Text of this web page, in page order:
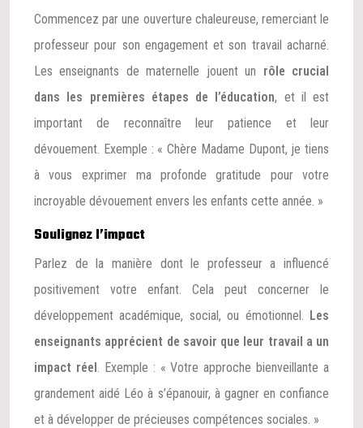
Commencez par une ouverture chaleureuse, remerciant le
professeur pour son engagement et son travail acharné.
Les enseignants de maternelle jouent un rôle crucial
dans les premières étapes de l’éducation, et il est
important de reconnaître leur patience et leur
dévouement. Exemple : « Chère Madame Dupont, je tiens
à vous exprimer ma profonde gratitude pour votre
incroyable dévouement envers les enfants cette année. »
Soulignez l’impact
Parlez de la manière dont le professeur a influencé
positivement votre enfant. Cela peut concerner le
développement académique, social, ou émotionnel. Les
enseignants apprécient de savoir que leur travail a un
impact réel . Exemple : « Votre approche bienveillante a
grandement aidé Léo à s’épanouir, à gagner en confiance
et à développer de précieuses compétences sociales. »